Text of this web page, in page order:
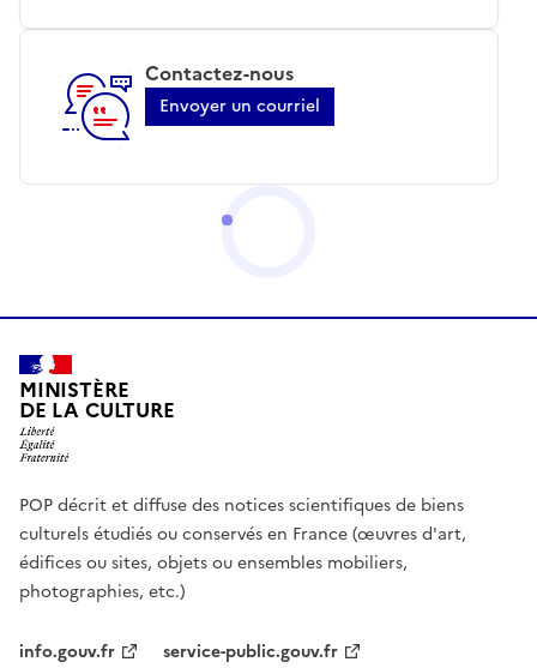
Contactez-nous
Envoyer un courriel
MINISTÈRE
DE LA CULTURE
POP décrit et diffuse des notices scientifiques de biens
culturels étudiés ou conservés en France (œuvres d'art,
édifices ou sites, objets ou ensembles mobiliers,
photographies, etc.)
info.gouv.fr service-public.gouv.fr